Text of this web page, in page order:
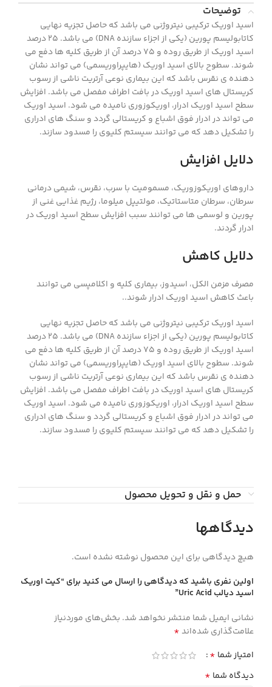
توضیحات
اسید اوریک ترکیبی نیتروژنی می باشد که حاصل تجزیه نهایی
کاتابولیسم پورین (یکی از اجزاء سازنده DNA) می باشد. 25 درصد
اسید اوریک از طریق روده و 75 درصد آن از طریق کلیه ها دفع می
شوند. سطوح بالای اسید اوریک (هایپراوریسمی) می تواند نشان
دهنده ی نقرس باشد که این بیماری نوعی آرتریت ناشی از رسوب
کریستال های اسید اوریک در بافت اطراف مفصل می باشد. افزایش
سطح اسید اوریک ادرار، اوریکوزوری نامیده می شود. اسید اوریک
می تواند در ادرار فوق اشباع و کریستالی گردد و سنگ های ادراری
را تشکیل دهد که می توانند سیستم کلیوی را مسدود سازند.
دلایل افزایش
داروهای اوریکوزوریک، مسمومیت با سرب، نقرس، شیمی درمانی
سرطان، سرطان متاستاتیک، مولتیپل میلوما، رژیم غذایی غنی از
پورین و لوسمی ها می توانند سبب افزایش سطح اسید اوریک در
ادرار گردند.
دلایل کاهش
مصرف مزمن الکل، اسیدوز، بیماری کلیه و اکلامپسی می توانند
باعث کاهش اسید اوریک ادرار شوند..
اسید اوریک ترکیبی نیتروژنی می باشد که حاصل تجزیه نهایی
کاتابولیسم پورین (یکی از اجزاء سازنده DNA) می باشد. 25 درصد
اسید اوریک از طریق روده و 75 درصد آن از طریق کلیه ها دفع می
شوند. سطوح بالای اسید اوریک (هایپراوریسمی) می تواند نشان
دهنده ی نقرس باشد که این بیماری نوعی آرتریت ناشی از رسوب
کریستال های اسید اوریک در بافت اطراف مفصل می باشد. افزایش
سطح اسید اوریک ادرار، اوریکوزوری نامیده می شود. اسید اوریک
می تواند در ادرار فوق اشباع و کریستالی گردد و سنگ های ادراری
را تشکیل دهد که می توانند سیستم کلیوی را مسدود سازند.
حمل و نقل و تحویل محصول
دیدگاهها
هیچ دیدگاهی برای این محصول نوشته نشده است.
اولین نفری باشید که دیدگاهی را ارسال می کنید برای “كيت اوريك
اسيد ديالب Uric Acid”
نشانی ایمیل شما منتشر نخواهد شد. بخش‌های موردنیاز
علامت‌گذاری شده‌اند*
امتیاز شما *
دیدگاه شما *